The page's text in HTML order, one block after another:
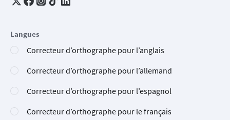
Langues
Correcteur d’orthographe pour l’anglais
Correcteur d’orthographe pour l’allemand
Correcteur d’orthographe pour l’espagnol
Correcteur d’orthographe pour le français